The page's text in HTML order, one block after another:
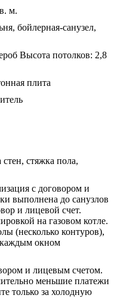
м.
бойлерная-санузел,
Высота потолков: 2,8
плита
стяжка пола,
с договором и
выполнена до санузлов
и лицевой счет.
на газовом котле.
(несколько контуров),
каждым окном
и лицевым счетом.
меньшие платежи
только за холодную